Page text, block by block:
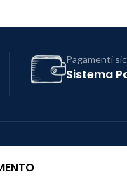
Pagamenti
Sistema